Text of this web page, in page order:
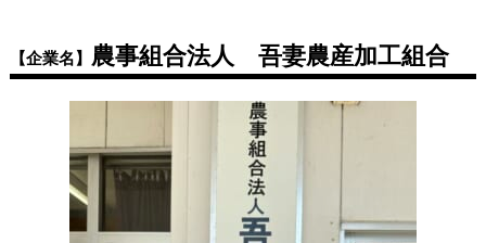
【企業名】 農事組合法人 吾妻農産加工組合